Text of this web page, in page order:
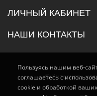
ЛИЧНЫЙ КАБИНЕТ
НАШИ КОНТАКТЫ
© Интернет -
Пользуясь нашим веб-
соглашаетесь с
cookie и обработкой